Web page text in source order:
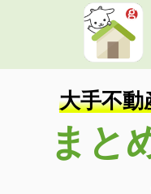
大手不動
まと